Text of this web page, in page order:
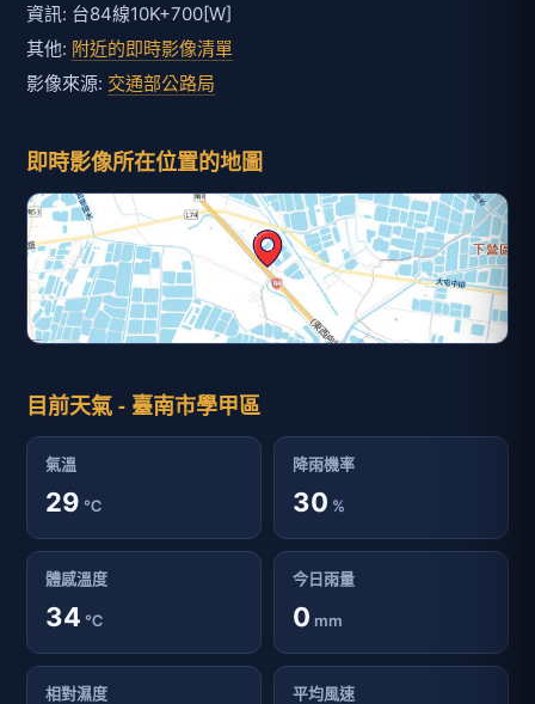
資訊: 台84線10K+700[W]
其他: 附近的即時影像清單
影像來源: 交通部公路局
即時影像所在位置的地圖
目前天氣 - 臺南市學甲區
氣溫
29 ℃
降雨機率
30 %
體感溫度
34 ℃
今日雨量
0 mm
相對濕度 平均風速